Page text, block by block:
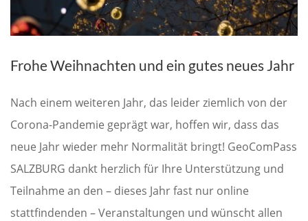
Frohe Weihnachten und ein gutes neues Jahr
Nach einem weiteren Jahr, das leider ziemlich von der
Corona-Pandemie geprägt war, hoffen wir, dass das
neue Jahr wieder mehr Normalität bringt! GeoComPass
SALZBURG dankt herzlich für Ihre Unterstützung und
Teilnahme an den – dieses Jahr fast nur online
stattfindenden – Veranstaltungen und wünscht allen